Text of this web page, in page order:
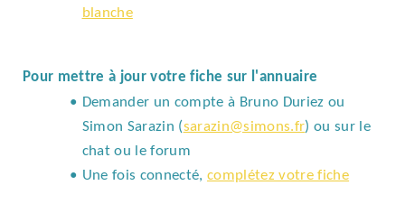
blanche
Pour mettre à jour votre fiche sur l'annuaire
Demander un compte à Bruno Duriez ou
Simon Sarazin (sarazin@simons.fr) ou sur le
chat ou le forum
Une fois connecté, complétez votre fiche